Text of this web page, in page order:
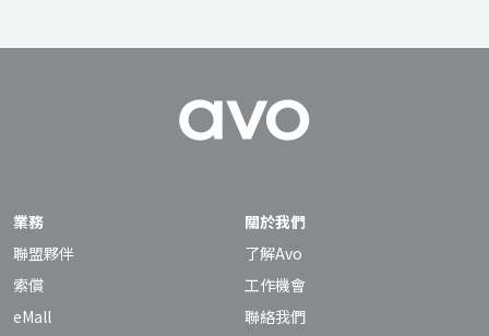
業務
聯盟夥伴
索償
eMall
關於我們
了解Avo
工作機會
聯絡我們